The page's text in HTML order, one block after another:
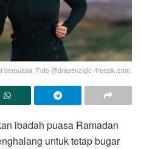
berpuasa. Foto @drazenzigic /freepik.com.
ibadah puasa Ramadan
untuk tetap bugar